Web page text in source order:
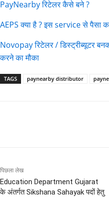
PayNearby रिटेलर कैसे बने ?
AEPS क्या है ? इस service से पैसा
Novopay रिटेलर / डिस्ट्रीब्यूटर
करने का मौका
TAGS paynearby distributor
पिछला लेख
Education Department Gujarat
के अंतर्गत Sikshana Sahayak पदों हेतु